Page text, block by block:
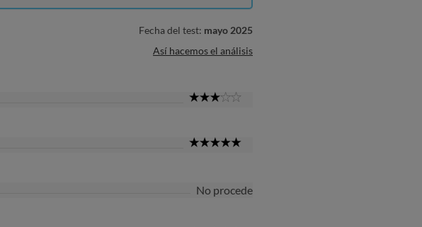
Fecha del test: mayo 2025
Así hacemos el análisis
No procede